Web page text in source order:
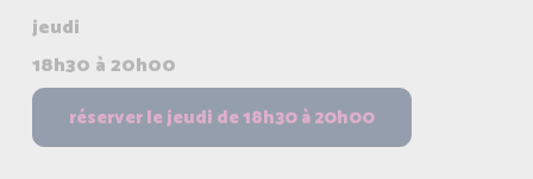
jeudi
18h30 à 20h00